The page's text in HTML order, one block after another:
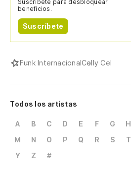
Suscríbete para desbloquear
beneficios.
Suscríbete
Funk InternacionalCelly Cel
Todos los artistas
A B C D E F G H
M
N O P Q R S T
Y
Z #